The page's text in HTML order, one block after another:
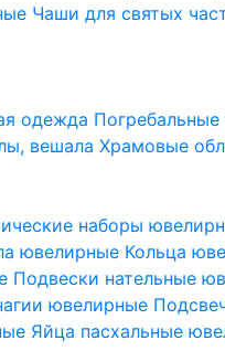
Чаши для святых
одежда
вешалаХрамовые
наборы
ювелирные Кольца
Подвески нательные
ювелирные
Яйца пасхальные